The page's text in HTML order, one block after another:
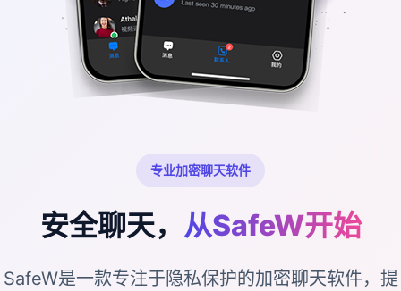
专业加密聊天软件
安全聊天， 从SafeW开始
SafeW是一款专注于隐私保护的加密聊天软件，提